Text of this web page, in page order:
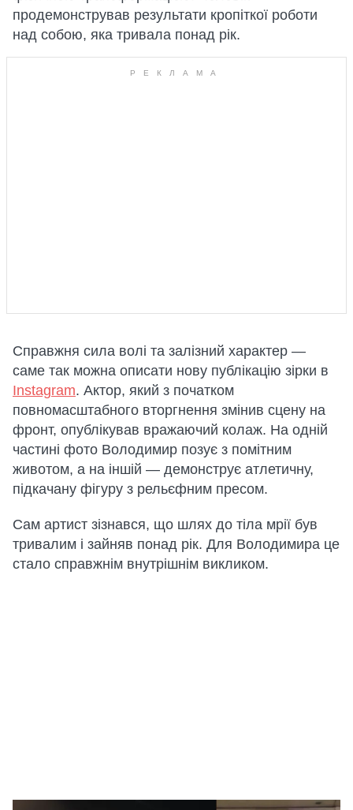
продемонстрував результати кропіткої роботи
над собою, яка тривала понад рік.
Справжня сила волі та залізний характер —
саме так можна описати нову публікацію зірки в
Instagram. Актор, який з початком
повномасштабного вторгнення змінив сцену на
фронт, опублікував вражаючий колаж. На одній
частині фото Володимир позує з помітним
животом, а на іншій — демонструє атлетичну,
підкачану фігуру з рельєфним пресом.
Сам артист зізнався, що шлях до тіла мрії був
тривалим і зайняв понад рік. Для Володимира це
стало справжнім внутрішнім викликом.